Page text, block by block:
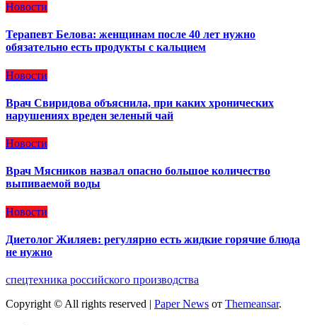
Новости
Терапевт Белова: женщинам после 40 лет нужно
обязательно есть продукты с кальцием
Новости
Врач Свиридова объяснила, при каких хронических
нарушениях вреден зеленый чай
Новости
Врач Мясников назвал опасно большое количество
выпиваемой воды
Новости
Диетолог Жиляев: регулярно есть жидкие горячие блюда
не нужно
спецтехника российского производства
Copyright © All rights reserved | Paper News от Themeansar.